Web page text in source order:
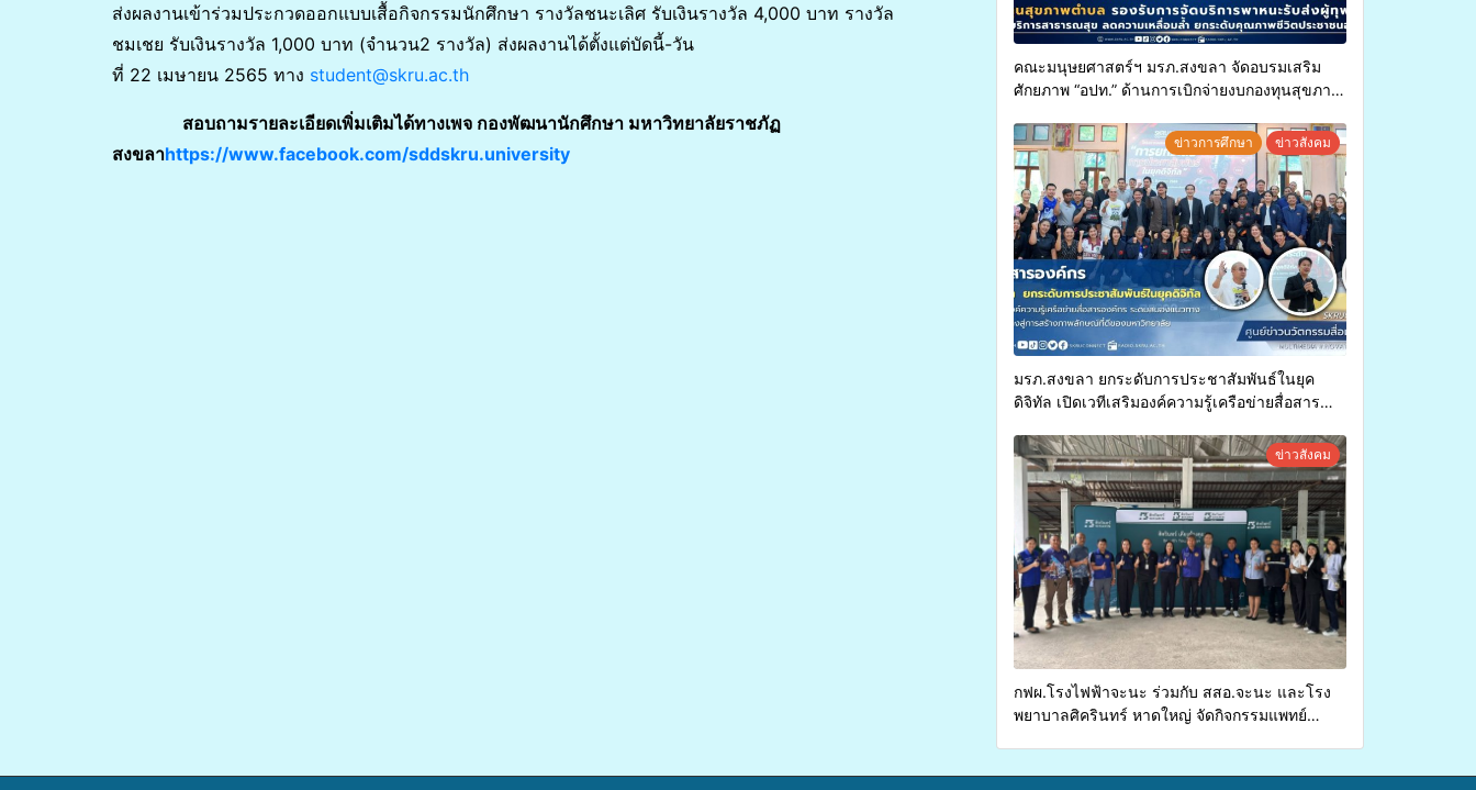
ส่งผลงานเข้าร่วมประกวดออกแบบเสื้อกิจกรรมนักศึกษา รางวัลชนะเลิศ รับเงินรางวัล 4,000 บาท รางวัล
ชมเชย รับเงินรางวัล 1,000 บาท (จำนวน2 รางวัล) ส่งผลงานได้ตั้งแต่บัดนี้-วัน
ที่ 22 เมษายน 2565 ทาง student@skru.ac.th
สอบถามรายละเอียดเพิ่มเติมได้ทางเพจ กองพัฒนานักศึกษา มหาวิทยาลัยราชภัฏ
สงขลาhttps://www.facebook.com/sddskru.university
คณะมนุษยศาสตร์ฯ มรภ.สงขลา จัดอบรมเสริม
ศักยภาพ “อปท.” ด้านการเบิกจ่ายงบกองทุนสุขภาพ
ทุพพลภาพเพื่อเข้ารับบริการสาธารณสุข ลดความ
เหลื่อมล้ำ ยกระดับคุณภาพชีวิตประชาชนอย่าง
ยั่งยืน
ข่าวการศึกษา ข่าวสังคม
มรภ.สงขลา ยกระดับการประชาสัมพันธ์ในยุค
ดิจิทัล เปิดเวทีเสริมองค์ความรู้เครือข่ายสื่อสาร
การสร้างภาพลักษณ์ที่ดีของมหาวิทยาลัยข่าวสังคม
กฟผ.โรงไฟฟ้าจะนะ ร่วมกับ สสอ.จะนะ และโรง
พยาบาลศิครินทร์ หาดใหญ่ จัดกิจกรรมแพทย์